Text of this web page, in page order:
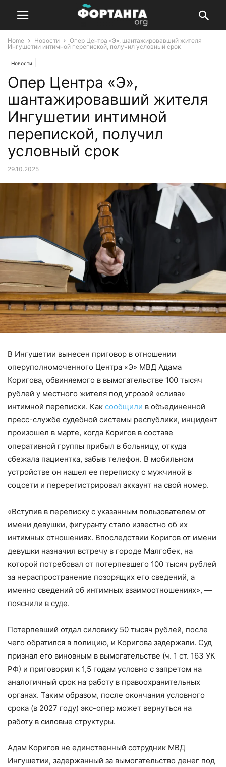
Home Новости
Опер Центра «Э», шантажировавший жителя
Ингушетии интимной перепиской, получил условный срок
Новости
Опер Центра «Э»,
шантажировавший жителя
Ингушетии интимной
перепиской, получил
условный срок
29.10.2025
В Ингушетии вынесен приговор в отношении
оперуполномоченного Центра «Э» МВД Адама
Коригова, обвиняемого в вымогательстве 100 тысяч
рублей у местного жителя под угрозой «слива»
интимной переписки. Как сообщили в объединенной
пресс-службе судебной системы республики, инцидент
произошел в марте, когда Коригов в составе
оперативной группы прибыл в больницу, откуда
сбежала пациентка, забыв телефон. В мобильном
устройстве он нашел ее переписку с мужчиной в
соцсети и перерегистрировал аккаунт на свой номер.
«Вступив в переписку с указанным пользователем от
имени девушки, фигуранту стало известно об их
интимных отношениях. Впоследствии Коригов от имени
девушки назначил встречу в городе Малгобек, на
которой потребовал от потерпевшего 100 тысяч рублей
за нераспространение позорящих его сведений, а
именно сведений об интимных взаимоотношениях», —
пояснили в суде.
Потерпевший отдал силовику 50 тысяч рублей, после
чего обратился в полицию, и Коригова задержали. Суд
признал его виновным в вымогательстве (ч. 1 ст. 163 УК
РФ) и приговорил к 1,5 годам условно с запретом на
аналогичный срок на работу в правоохранительных
органах. Таким образом, после окончания условного
срока (в 2027 году) экс-опер может вернуться на
работу в силовые структуры.
Адам Коригов не единственный сотрудник МВД
Ингушетии, задержанный за вымогательство денег под